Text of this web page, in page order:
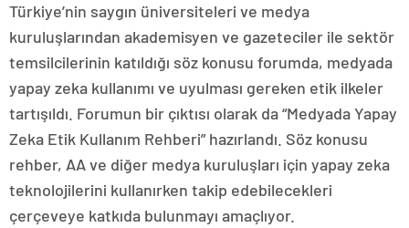
Türkiye’nin saygın üniversiteleri ve medya
kuruluşlarından akademisyen ve gazeteciler ile sektör
temsilcilerinin katıldığı söz konusu forumda, medyada
yapay zeka kullanımı ve uyulması gereken etik ilkeler
tartışıldı. Forumun bir çıktısı olarak da “Medyada Yapay
Zeka Etik Kullanım Rehberi” hazırlandı. Söz konusu
rehber, AA ve diğer medya kuruluşları için yapay zeka
teknolojilerini kullanırken takip edebilecekleri
çerçeveye katkıda bulunmayı amaçlıyor.